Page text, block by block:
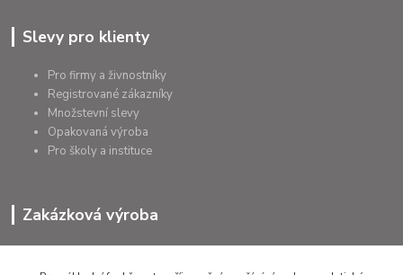
Slevy pro klienty
Pro firmy a živnostníky
Registrované zákazníky
Množstevní slevy
Opakovaná výroba
Pro školy a instituce
Zakázková výroba